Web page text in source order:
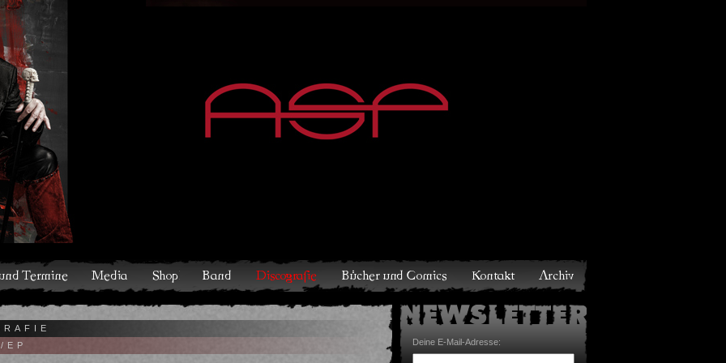
Band Discografie Bücher und Comics Kontakt Archiv
Deine E-Mail-Adresse:
EP